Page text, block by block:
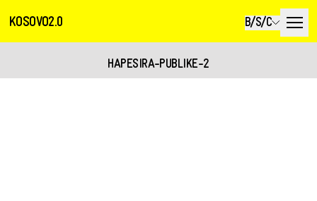
KOSOVO2.0 B/S/C
HAPESIRA-PUBLIKE-2